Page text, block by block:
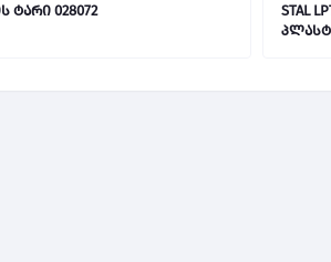
ხის ტარი 028072
STAL